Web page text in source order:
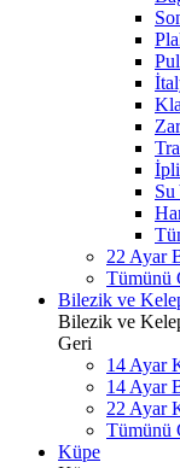
22 Ayar
Tümünü
Bilezik ve
Bilezik ve
Geri
14 Ayar
14 Ayar
22 Ayar
Tümünü
Küpe